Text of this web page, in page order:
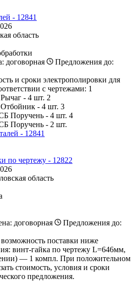
- 12841
область
договорная
Предложения до:
и сроки электрополировки для
с чертежами: 1
- 4 шт. 2
- 4 шт. 3
Поручень - 4 шт. 4
Поручень - 2 шт.
по чертежу - 12822
область
договорная
Предложения до:
поставки ниже
винт-гайка по чертежу L=646мм,
— 1 компл. При положительном
стоимость, условия и сроки
предложения.